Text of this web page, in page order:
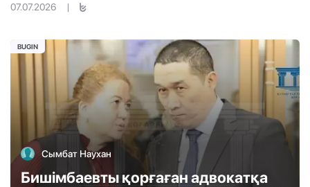
07.07.2026 |
Сымбат Наухан
Бишімбаевты қорғаған адвокатқа
BUGIN